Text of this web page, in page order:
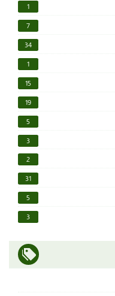
1
7
34
1
15
19
5
3
2
31
5
3